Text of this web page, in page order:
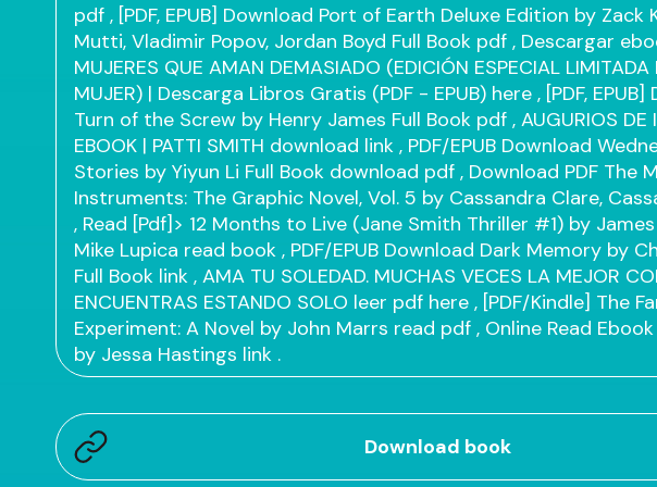
pdf , [PDF, EPUB] Download Port of Earth Deluxe Edition by Zack
Mutti, Vladimir Popov, Jordan Boyd Full Book pdf , Descargar
MUJERES QUE AMAN DEMASIADO (EDICIÓN ESPECIAL LIMITADA
MUJER) | Descarga Libros Gratis (PDF - EPUB) here , [PDF,
Turn of the Screw by Henry James Full Book pdf , AUGURIOS DE
EBOOK | PATTI SMITH download link , PDF/EPUB Download
Stories by Yiyun Li Full Book download pdf , Download PDF The
Instruments: The Graphic Novel, Vol. 5 by Cassandra Clare,
, Read [Pdf]> 12 Months to Live (Jane Smith Thriller #1) by
Mike Lupica read book , PDF/EPUB Download Dark Memory by
Full Book link , AMA TU SOLEDAD. MUCHAS VECES LA MEJOR
ENCUENTRAS ESTANDO SOLO leer pdf here , [PDF/Kindle] The
Experiment: A Novel by John Marrs read pdf , Online Read
by Jessa Hastings link .
Download book